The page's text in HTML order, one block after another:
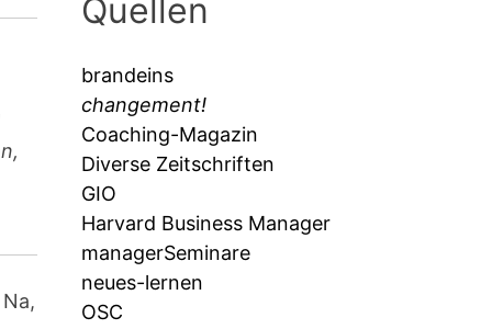
Quellen
brandeins
changement!
Coaching-Magazin
Diverse Zeitschriften
GIO
Harvard Business Manager
managerSeminare
neues-lernen
OSC